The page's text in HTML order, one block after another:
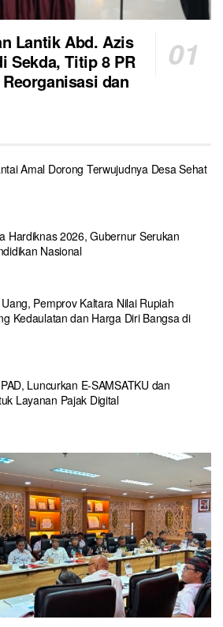
Lantik Abd. Azis
Sekda, Titip 8 PR
dan
Amal Dorong Terwujudnya Desa Sehat
Hardiknas 2026, Gubernur Serukan
Nasional
Pemprov Kaltara Nilai Rupiah
Kedaulatan dan Harga Diri Bangsa di
Luncurkan E-SAMSATKU dan
Layanan Pajak Digital